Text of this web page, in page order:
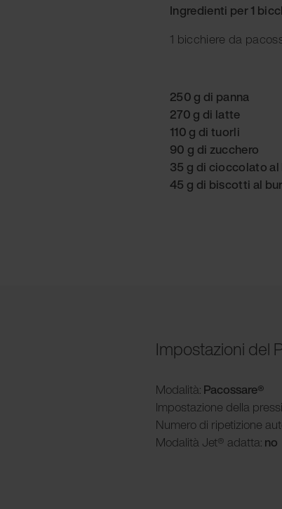
Ingredienti per 1
1 bicchiere da
250 g di panna
270 g di latte
110 g di tuorli
90 g di zucchero
35 g di cioccolato
45 g di biscotti al
Impostazioni del
Modalità: Pacossare®
Impostazione della
Numero di ripetizione
Modalità Jet® adatta: no